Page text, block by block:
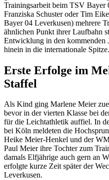
Trainingsarbeit beim TSV Bayer
Franziska Schuster oder Tim
Bayer 04 Leverkusen) mehrere
ähnlichen Punkt ihrer Laufbahn
Entwicklung in den kommenden
hinein in die internationale Spitze.
Erste Erfolge im
Staffel
Als Kind ging Marlene Meier
bevor in der vierten Klasse bei
für die Leichtathletik auffiel. In
bei Köln meldeten die
Heike Meier-Henkel und der
Paul Meier ihre Tochter zum
damals Elfjährige auch gern an
erfolgte kurze Zeit später der
Leverkusen.